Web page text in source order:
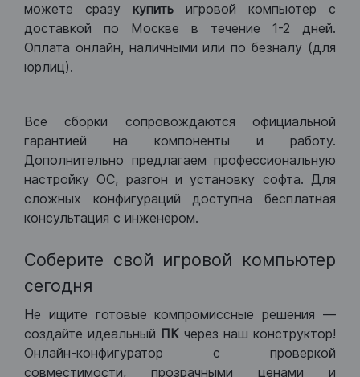
можете сразу купить игровой компьютер с
доставкой по Москве в течение 1-2 дней.
Оплата онлайн, наличными или по безналу (для
юрлиц).
Все сборки сопровождаются официальной
гарантией на компоненты и работу.
Дополнительно предлагаем профессиональную
настройку ОС, разгон и установку софта. Для
сложных конфигураций доступна бесплатная
консультация с инженером.
Соберите свой игровой компьютер
сегодня
Не ищите готовые компромиссные решения —
создайте идеальный ПК через наш конструктор!
Онлайн-конфигуратор с проверкой
совместимости, прозрачными ценами и